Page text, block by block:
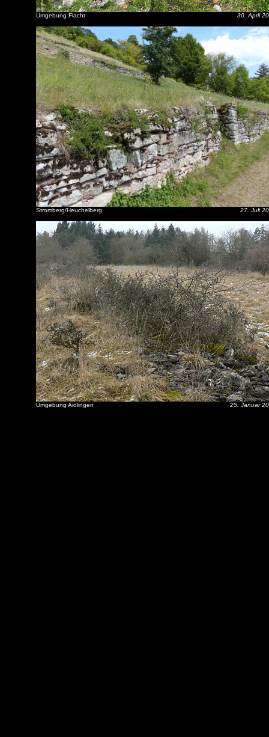
Umgebung Flacht 30. April
Stromberg/Heuchelberg 27. Juli
Umgebung Aidlingen 25. Januar